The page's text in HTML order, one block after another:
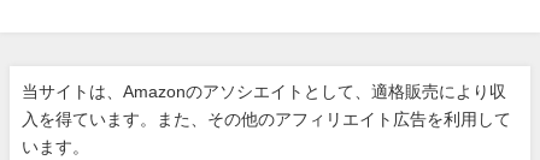
当サイトは、Amazonのアソシエイトとして、適格販売により収
入を得ています。また、その他のアフィリエイト広告を利用して
います。